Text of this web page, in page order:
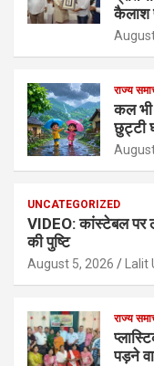
कैलाश
राज्य
कल भी
छुट्टी
UNCATEGORIZED
VIDEO: कांस्टेबल पर
की पुष्टि
August 5, 2026 Lalit
राज्य
पड़ने